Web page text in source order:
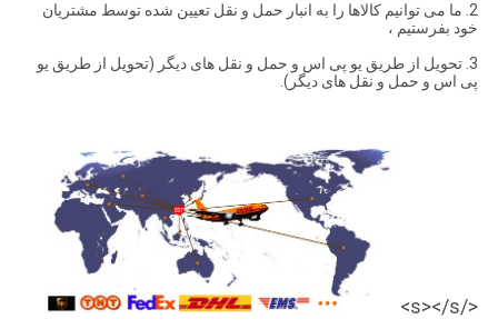
2. ما می توانیم کالاها را به انبار حمل و نقل تعیین شده توسط مشتریان
خود بفرستیم ،
3. تحویل از طریق یو پی اس و حمل و نقل های دیگر (تحویل از طریق یو
پی اس و حمل و نقل های دیگر).
</s></s>